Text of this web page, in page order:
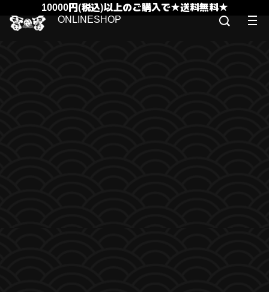
10000円(税込)以上のご購入で★送料無料★
ONLINESHOP